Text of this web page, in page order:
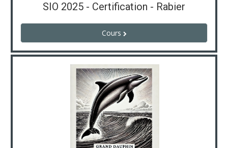
SIO 2025 - Certification - Rabier
Cours